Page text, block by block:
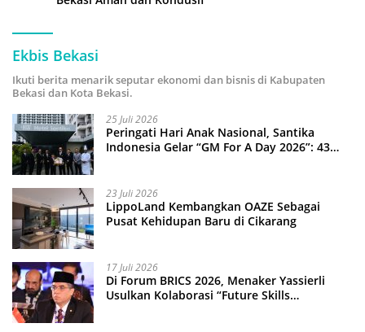
Ekbis Bekasi
Ikuti berita menarik seputar ekonomi dan bisnis di Kabupaten
Bekasi dan Kota Bekasi.
25 Juli 2026
Peringati Hari Anak Nasional, Santika
Indonesia Gelar “GM For A Day 2026”: 43
23 Juli 2026
LippoLand Kembangkan OAZE Sebagai
Pusat Kehidupan Baru di Cikarang
17 Juli 2026
Di Forum BRICS 2026, Menaker Yassierli
Usulkan Kolaborasi “Future Skills